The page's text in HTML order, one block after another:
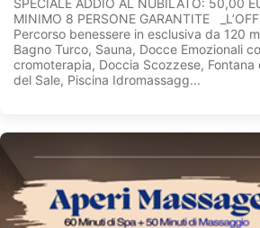
MINIMO 8 PERSONE GARANTITE
Percorso benessere in esclusiva da 120
Bagno Turco, Sauna, Docce Emozionali
cromoterapia, Doccia Scozzese, Fontana
del Sale, Piscina Idromassagg...